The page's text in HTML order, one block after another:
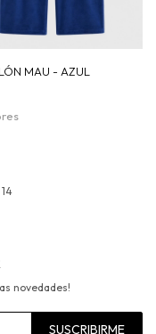
MAU - AZUL
14
novedades!
SUSCRIBIRME